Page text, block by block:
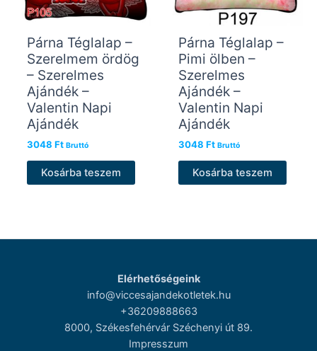
Párna Téglalap –
Szerelmem ördög
– Szerelmes
Ajándék –
Valentin Napi
Ajándék
3048 Ft Bruttó
Kosárba teszem
Párna Téglalap –
Pimi ölben –
Szerelmes
Ajándék –
Valentin Napi
Ajándék
3048 Ft Bruttó
Kosárba teszem
Elérhetőségeink
info@viccesajandekotletek.hu
+36209888663
8000, Székesfehérvár Széchenyi út 89.
Impresszum